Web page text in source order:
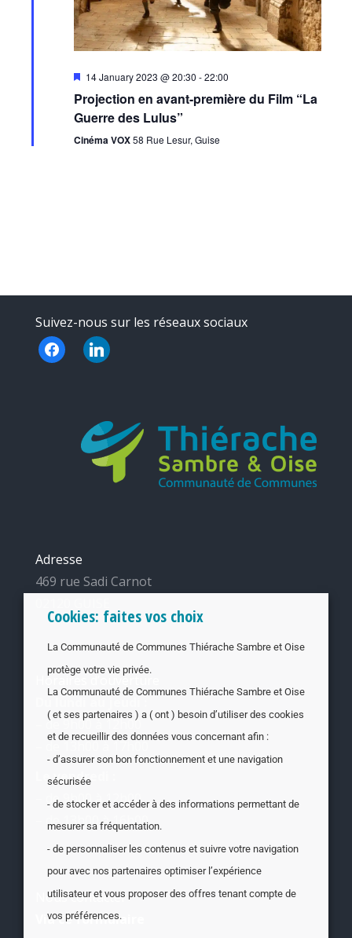
Featured
14 January 2023 @ 20:30 -22:00
Projection en avant-première du Film “La
Guerre des Lulus”
Cinéma VOX58 Rue Lesur, Guise
Suivez-nous sur les réseaux sociaux
facebooklinkedin
Adresse
469 rue Sadi Carnot
Horaires d’ouverture
– de 9h00 à 12h00
Le vendredi :
– de 9h00 à 12h00
– de 13h00 à 16h00
Nous contacter
Via ce formulaire
Cookies: faites vos choix
La Communauté de Communes Thiérache Sambre et Oise
protège votre vie privée.
La Communauté de Communes Thiérache Sambre et Oise
( et ses partenaires ) a ( ont ) besoin d’utiliser des cookies
et de recueillir des données vous concernant afin :
- d’assurer son bon fonctionnement et une navigation
sécurisée
- de stocker et accéder à des informations permettant de
mesurer sa fréquentation.
- de personnaliser les contenus et suivre votre navigation
pour avec nos partenaires optimiser l’expérience
utilisateur et vous proposer des offres tenant compte de
vos préférences.